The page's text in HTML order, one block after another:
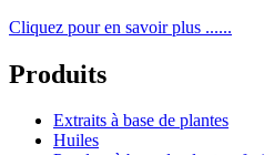
Cliquez pour en savoir plus ......
Produits
Extraits à base de plantes
Huiles